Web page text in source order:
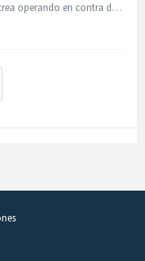
El fuerte conflicto de intereses que se crea operando en contra del cliente ha impedido la evolución y mejora de plataformas hacia un modelo de negocio más ...